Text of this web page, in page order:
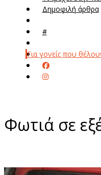
Δημοφιλή άρθρα
#
Για γονείς που
Φωτιά σε